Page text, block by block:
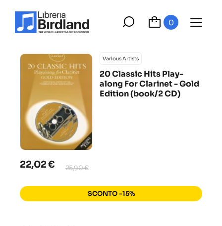
0
Various Artists
20 Classic Hits Play-
along For Clarinet - Gold
Edition (book/2 CD)
22,02 € 25,90 €
SCONTO -15%